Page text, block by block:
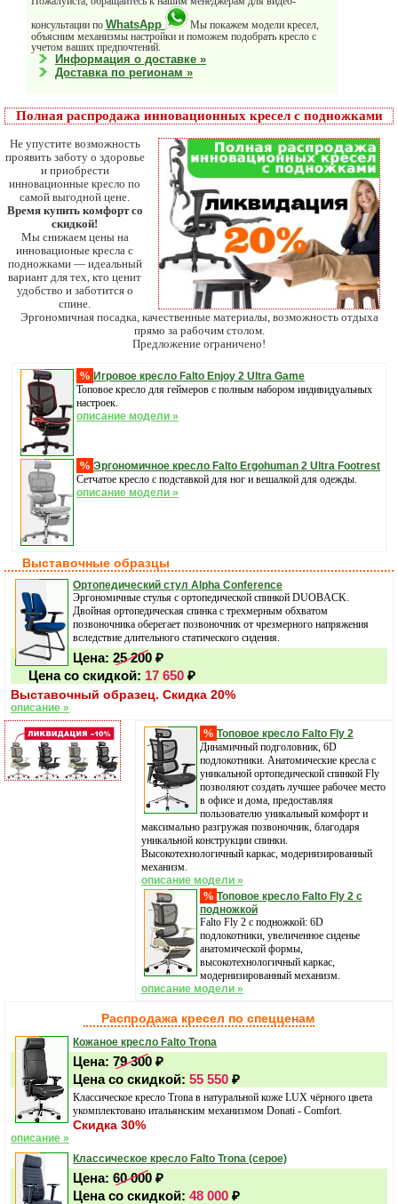
консультации по WhatsApp
Мы покажем модели кресел,
объясним механизмы настройки и поможем подобрать кресло с
учетом ваших предпочтений.
Информация о доставке »
Доставка по регионам »
Полная распродажа инновационных кресел с подножками
Не упустите возможность
проявить заботу о здоровье
и приобрести
инновационные кресло по
самой выгодной цене.
Время купить комфорт со
скидкой!
Мы снижаем цены на
инновационые кресла с
подножками — идеальный
вариант для тех, кто ценит
удобство и заботится о
спине.
Эргономичная посадка, качественные материалы, возможность отдыха
прямо за рабочим столом.
Предложение ограничено!
% Игровое кресло Falto Enjoy 2 Ultra Game
Топовое кресло для геймеров с полным набором индивидуальных
настроек.
описание модели »
% Эргономичное кресло Falto Ergohuman 2 Ultra Footrest
Сетчатое кресло с подставкой для ног и вешалкой для одежды.
описание модели »
Выставочные образцы
Ортопедический стул Alpha Conference
Эргономичные стулья с ортопедической спинкой DUOBACK.
Двойная ортопедическая спинка с трехмерным обхватом
позвоночника оберегает позвоночник от чрезмерного напряжения
вследствие длительного статического сидения.
Цена: 25 200 ₽
Цена со скидкой: 17 650 ₽
Выставочный образец. Скидка 20%
описание »
% Топовое кресло Falto Fly 2
Динамичный подголовник, 6D
подлокотники. Анатомические кресла с
уникальной ортопедической спинкой Fly
позволяют создать лучшее рабочее место
в офисе и дома, предоставляя
пользователю уникальный комфорт и
максимально разгружая позвоночник, благодаря
уникальной конструкции спинки.
Высокотехнологичный каркас, модернизированный
механизм.
описание модели »
% Топовое кресло Falto Fly 2 с
подножкой
Falto Fly 2 с подножкой: 6D
подлокотники, увеличенное сиденье
анатомической формы,
высокотехнологичный каркас,
модернизированный механизм.
описание модели »
Распродажа кресел по спецценам
Кожаное кресло Falto Trona
Цена: 79 300 ₽
Цена со скидкой: 55 550 ₽
Классическое кресло Trona в натуральной коже LUX чёрного цвета
укомплектовано итальянским механизмом Donati - Comfort.
Скидка 30%
описание »
Классическое кресло Falto Trona (серое)
Цена: 60 000 ₽
Цена со скидкой: 48 000 ₽